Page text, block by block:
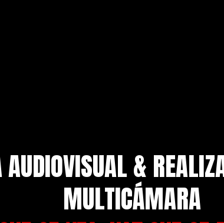
AUDIOVISUAL &
MULTICÁMARA